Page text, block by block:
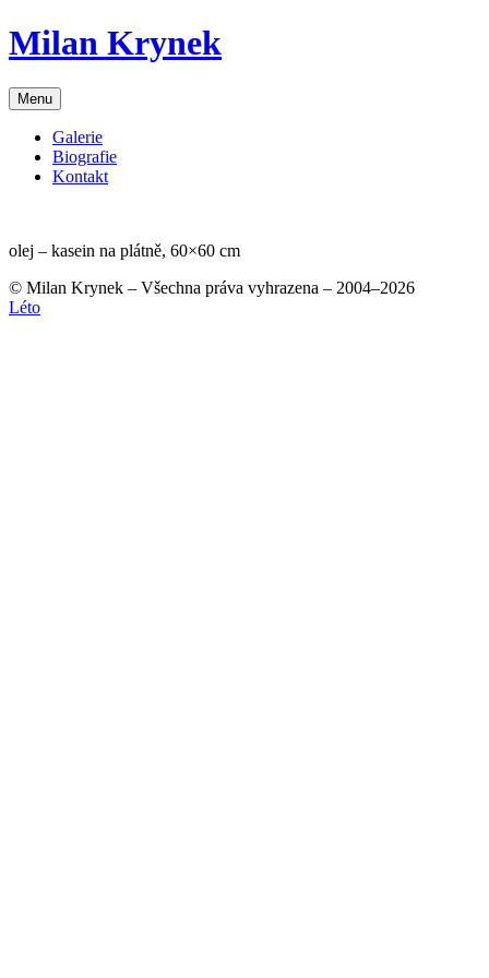
Skip
to
Milan Krynek
Menu
Galerie
Biografie
Kontakt
olej – kasein na plátně, 60×60 cm
© Milan Krynek – Všechna práva vyhrazena – 2004–2026
Navigace
Léto